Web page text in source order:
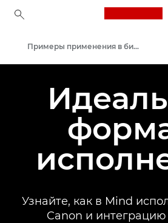
Решения и услуги
Примеры применения
Примеры применения в бизнесе
Узнайте, как в Mind
Canon и интеграцию